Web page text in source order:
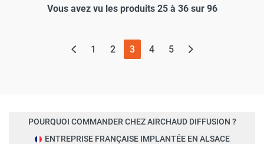
Vous avez vu les produits 25 à 36 sur 96
1 2 3(page actuelle)
4 5
POURQUOI COMMANDER CHEZ AIRCHAUD DIFFUSION ?
ENTREPRISE FRANÇAISE IMPLANTÉE EN ALSACE